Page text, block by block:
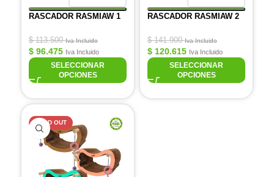
RASCADOR RASMIAW 1
$113.500 Iva Incluido
$ 96.475 Iva Incluido
SELECCIONAR
OPCIONES
RASCADOR RASMIAW 2
$141.900 Iva Incluido
$ 120.615 Iva Incluido
SELECCIONAR
OPCIONES
SOLD OUT